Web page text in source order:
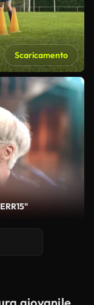
Scaricamento